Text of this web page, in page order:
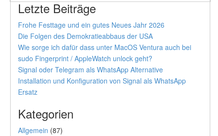
Letzte Beiträge
Frohe Festtage und ein gutes Neues Jahr 2026
Die Folgen des Demokratieabbaus der USA
Wie sorge ich dafür dass unter MacOS Ventura auch bei
sudo Fingerprint / AppleWatch unlock geht?
Signal oder Telegram als WhatsApp Alternative
Installation und Konfiguration von Signal als WhatsApp
Ersatz
Kategorien
Allgemein (87)